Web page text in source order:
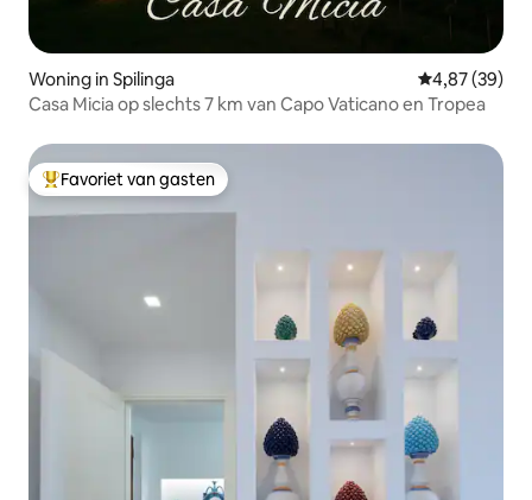
Woning in Spilinga Gemiddelde
4,87 (39)
Casa Micia op slechts 7 km van Capo Vaticano en Tropea
Topfavoriet van gasten
Favoriet van gasten